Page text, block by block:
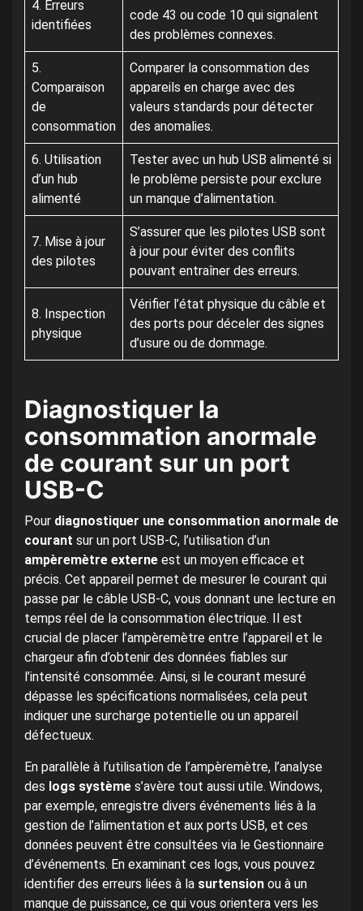
4. Erreurs
identifiées
code 43 ou code 10 qui signalent
des problèmes connexes.
5.
Comparaison
de
consommation
Comparer la consommation des
appareils en charge avec des
valeurs standards pour détecter
des anomalies.
6. Utilisation
d’un hub
alimenté
Tester avec un hub USB alimenté si
le problème persiste pour exclure
un manque d’alimentation.
7. Mise à jour
des pilotes
S’assurer que les pilotes USB sont
à jour pour éviter des conflits
pouvant entraîner des erreurs.
8. Inspection
physique
Vérifier l’état physique du câble et
des ports pour déceler des signes
d’usure ou de dommage.
Diagnostiquer la
consommation anormale
de courant sur un port
USB-C
Pour diagnostiquer une consommation anormale de
courant sur un port USB-C, l’utilisation d’un
ampèremètre externe est un moyen efficace et
précis. Cet appareil permet de mesurer le courant qui
passe par le câble USB-C, vous donnant une lecture en
temps réel de la consommation électrique. Il est
crucial de placer l’ampèremètre entre l’appareil et le
chargeur afin d’obtenir des données fiables sur
l’intensité consommée. Ainsi, si le courant mesuré
dépasse les spécifications normalisées, cela peut
indiquer une surcharge potentielle ou un appareil
défectueux.
En parallèle à l’utilisation de l’ampèremètre, l’analyse
des logs système s’avère tout aussi utile. Windows,
par exemple, enregistre divers événements liés à la
gestion de l’alimentation et aux ports USB, et ces
données peuvent être consultées via le Gestionnaire
d’événements. En examinant ces logs, vous pouvez
identifier des erreurs liées à la surtension ou à un
manque de puissance, ce qui vous orientera vers les